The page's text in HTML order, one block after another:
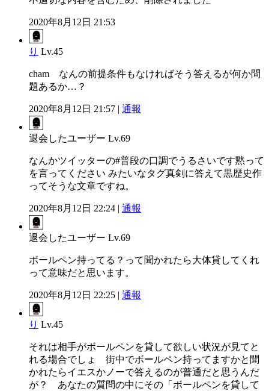
2020年8月12日 21:53
り Lv.45
cham なんの前提条件もなければそう答えるが何か問
題あるか…？
2020年8月12日 21:57 | 通報
退会したユーザー Lv.69
なんかツイッターの#普段の口調でうるさいです黙って
を言ってください みたいなタグ真剣に答えて黒歴史作
ってそうな文章ですね。
2020年8月12日 22:24 | 通報
退会したユーザー Lv.69
ボールペン持ってる？って聞かれたら大体貸してくれ
って意味だと思います。
2020年8月12日 22:25 | 通報
り Lv.45
それは相手がボールペンを貸して欲しい状況が見てと
れる場合でしょ 街中でボールペン持ってますかと聞
かれたらイエスかノーで答えるのが普通だと思うんだ
が？ あなたの質問の中にその「ボールペンを貸して